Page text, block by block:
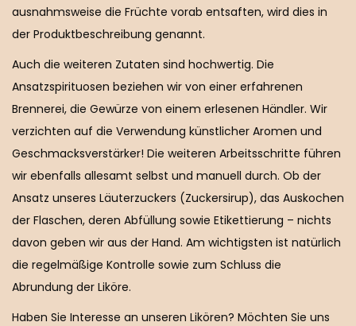
ausnahmsweise die Früchte vorab entsaften, wird dies in
der Produktbeschreibung genannt.
Auch die weiteren Zutaten sind hochwertig. Die
Ansatzspirituosen beziehen wir von einer erfahrenen
Brennerei, die Gewürze von einem erlesenen Händler. Wir
verzichten auf die Verwendung künstlicher Aromen und
Geschmacksverstärker! Die weiteren Arbeitsschritte führen
wir ebenfalls allesamt selbst und manuell durch. Ob der
Ansatz unseres Läuterzuckers (Zuckersirup), das Auskochen
der Flaschen, deren Abfüllung sowie Etikettierung – nichts
davon geben wir aus der Hand. Am wichtigsten ist natürlich
die regelmäßige Kontrolle sowie zum Schluss die
Abrundung der Liköre.
Haben Sie Interesse an unseren Likören? Möchten Sie uns